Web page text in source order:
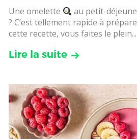
Une omelette
au petit-
? C’est tellement rapide à
cette recette, vous faites le plein...
Lire la suite